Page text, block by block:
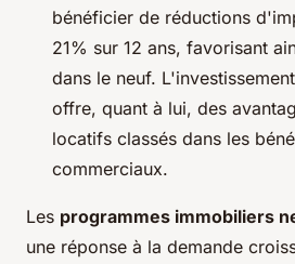
bénéficier de réductions
21% sur 12 ans, favorisant
dans le neuf.
offre, quant à lui, des
locatifs classés dans les
commerciaux.
Les programmes immobiliers
une réponse à la demande